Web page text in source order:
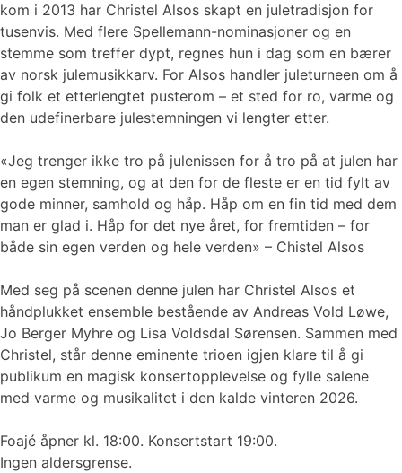
kom i 2013 har Christel Alsos skapt en juletradisjon for
tusenvis. Med flere Spellemann-nominasjoner og en
stemme som treffer dypt, regnes hun i dag som en bærer
av norsk julemusikkarv. For Alsos handler juleturneen om å
gi folk et etterlengtet pusterom – et sted for ro, varme og
den udefinerbare julestemningen vi lengter etter.
«Jeg trenger ikke tro på julenissen for å tro på at julen har
en egen stemning, og at den for de fleste er en tid fylt av
gode minner, samhold og håp. Håp om en fin tid med dem
man er glad i. Håp for det nye året, for fremtiden – for
både sin egen verden og hele verden» – Chistel Alsos
Med seg på scenen denne julen har Christel Alsos et
håndplukket ensemble bestående av Andreas Vold Løwe,
Jo Berger Myhre og Lisa Voldsdal Sørensen. Sammen med
Christel, står denne eminente trioen igjen klare til å gi
publikum en magisk konsertopplevelse og fylle salene
med varme og musikalitet i den kalde vinteren 2026.
Foajé åpner kl. 18:00. Konsertstart 19:00.
Ingen aldersgrense.